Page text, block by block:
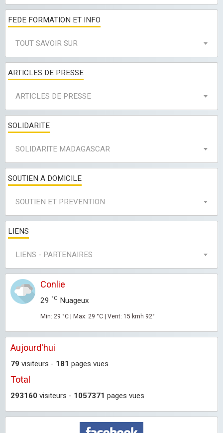
FEDE FORMATION ET INFO
TOUT SAVOIR SUR
ARTICLES DE PRESSE
ARTICLES DE PRESSE
SOLIDARITE
SOLIDARITE MADAGASCAR
SOUTIEN A DOMICILE
SOUTIEN ET PREVENTION
LIENS
LIENS - PARTENAIRES
Conlie
29 °C Nuageux
Min: 29 °C | Max: 29 °C | Vent: 15 kmh 92°
Aujourd'hui
79 visiteurs - 181 pages vues
Total
293160 visiteurs - 1057371 pages vues